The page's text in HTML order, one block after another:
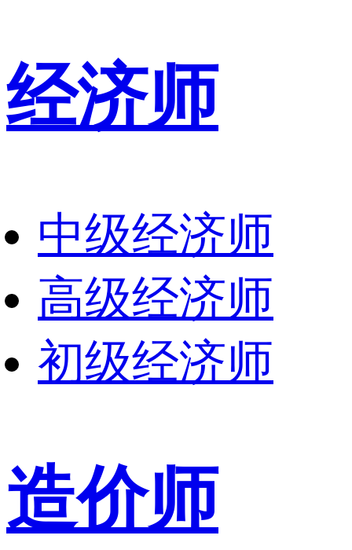
经济师
中级经济师
高级经济师
初级经济师
造价师